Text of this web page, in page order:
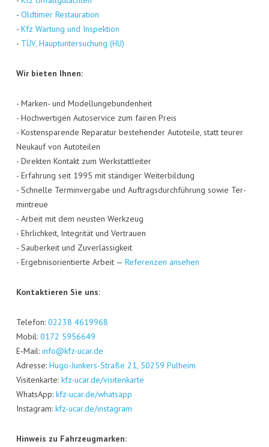
- Old­ti­mer Restau­ra­ti­on
- Kfz War­tung und Inspek­ti­on
- TÜV, Haupt­un­ter­su­chung (HU)
Wir bie­ten Ihnen:
- Mar­ken- und Model­lun­ge­bun­den­heit
- Hoch­wer­ti­gen Auto­ser­vice zum fai­ren Preis
- Kos­ten­spa­ren­de Repa­ra­tur bestehen­der Auto­tei­le, statt teu­rer
Neu­kauf von Auto­tei­len
- Direk­ten Kon­takt zum Werk­statt­lei­ter
- Erfah­rung seit 1995 mit stän­di­ger Wei­ter­bil­dung
- Schnel­le Ter­min­ver­ga­be und Auf­trags­durch­füh­rung sowie Ter­
min­treue
- Arbeit mit dem neus­ten Werk­zeug
- Ehr­lich­keit, Inte­gri­tät und Ver­trau­en
- Sau­ber­keit und Zuver­läs­sig­keit
- Ergeb­nis­ori­en­tier­te Arbeit — Refe­ren­zen ansehen
Kon­tak­tie­ren Sie uns:
Tele­fon: 02238 4619968
Mobil: 0172 5956649
E‑Mail: info@kfz-ucar.de
Adres­se: Hugo-Jun­kers-Stra­ße 21, 50259 Pul­heim
Visi­ten­kar­te: kfz-ucar.de/visitenkarte
Whats­App: kfz-ucar.de/whatsapp
Insta­gram: kfz-ucar.de/instagram
Hin­weis zu Fahr­zeug­mar­ken: